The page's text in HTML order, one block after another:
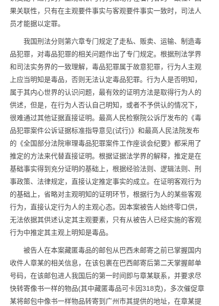
果关联性，只有在主观要件事实与客观要件事实一致时，司法人
员才能据以定罪。
我国刑法分则第六章专门规定了走私、贩卖、运输、制造毒
品犯罪，对毒品犯罪的相关问题作出了专门规定。根据刑法学界
和司法实务界的一致理解，毒品犯罪属于故意犯罪，行为人主观
上应当明知是毒品，否则无法认定毒品犯罪。行为人是否明知，
属于其内心世界的认识问题，最有效的证明方法是取得行为人的
供述，但是，在行为人否认自己明知，或者不予供认的情况下，
很难通过其他证据直接证明。最高人民检察院公诉厅发布的《毒
品犯罪案件公诉证据标准指导意见(试行)》和最高人民法院发布
的《全国部分法院审理毒品犯罪案件工作座谈会纪要》都采用了
推定的方法来代替直接证明。根据证据法学界的解释，推定是在
基础事实得到充分证明的基础上，根据经验法则、逻辑法则、刑
事政策、法律规定，直接认定推定事实的成立。在证明客观行为
的基础上，省略对主观明知的证明环节，根据行为人的某些客观
行为，直接认定行为人的主观心态。因本案被告人始终零口供，
无法依据其供述认定其主观要素，只有从被告人已经实施的客观
行为中推定其主观上明知是毒品。
被告人在本案藏匿毒品的邮包从巴西未邮寄之前已掌握国内
收件人章某的相关信息，在该包裹在巴西邮寄后第二天掌握邮单
号码，在该邮包进人我国后的第一时间即与章某联系，并要求尽
快转寄像书一样的物品(其中藏匿毒品可卡因318克)，多次催促章
某将邮包中像书一样物品转寄到广州市其提供的地址，在章某提